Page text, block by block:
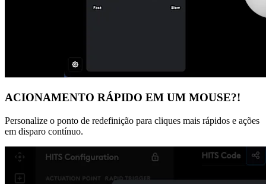
ACIONAMENTO RÁPIDO EM UM MOUSE?!
Personalize o ponto de redefinição para cliques mais rápidos e ações
em disparo contínuo.